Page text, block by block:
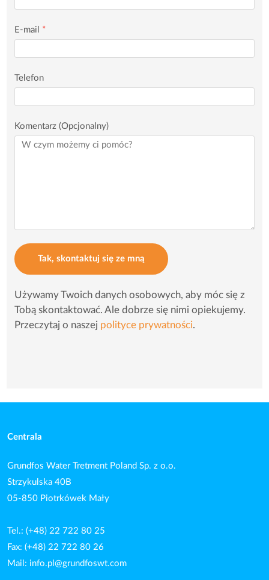
E-mail *
Telefon
Komentarz (Opcjonalny)
Tak, skontaktuj się ze mną
Używamy Twoich danych osobowych, aby móc się z
Tobą skontaktować. Ale dobrze się nimi opiekujemy.
Przeczytaj o naszej polityce prywatności.
Centrala
Grundfos Water Tretment Poland Sp. z o.o.
Strzykulska 40B
05-850 Piotrkówek Mały
Tel.: (+48) 22 722 80 25
Fax: (+48) 22 722 80 26
Mail: info.pl@grundfoswt.com